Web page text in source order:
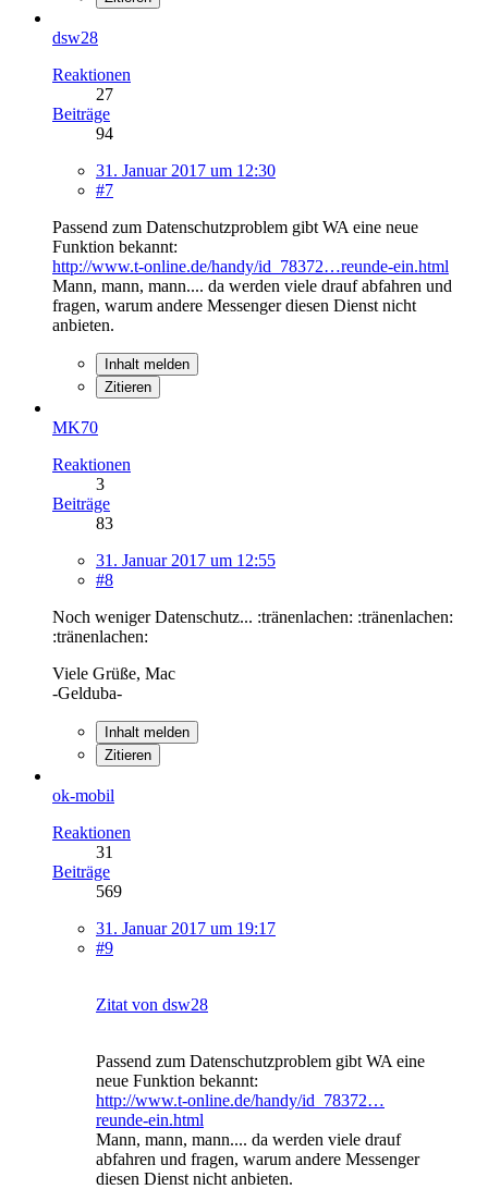
dsw28
Reaktionen
27
Beiträge
94
31. Januar 2017 um 12:30
#7
Passend zum Datenschutzproblem gibt WA eine neue
Funktion bekannt:
http://www.t-online.de/handy/id_78372…reunde-ein.html
Mann, mann, mann.... da werden viele drauf abfahren und
fragen, warum andere Messenger diesen Dienst nicht
anbieten.
Inhalt melden
Zitieren
MK70
Reaktionen
3
Beiträge
83
31. Januar 2017 um 12:55
#8
Noch weniger Datenschutz... :tränenlachen: :tränenlachen:
:tränenlachen:
Viele Grüße, Mac
-Gelduba-
Inhalt melden
Zitieren
ok-mobil
Reaktionen
31
Beiträge
569
31. Januar 2017 um 19:17
#9
Zitat von dsw28
Passend zum Datenschutzproblem gibt WA eine
neue Funktion bekannt:
http://www.t-online.de/handy/id_78372…
reunde-ein.html
Mann, mann, mann.... da werden viele drauf
abfahren und fragen, warum andere Messenger
diesen Dienst nicht anbieten.